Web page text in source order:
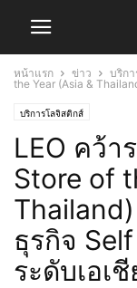
หน้าแรก ข่าว บริก
the Year (Asia &
บริการโลจิสติกส์
LEO คว้า
Store of
ธุรกิจ
ระดับเอเชี